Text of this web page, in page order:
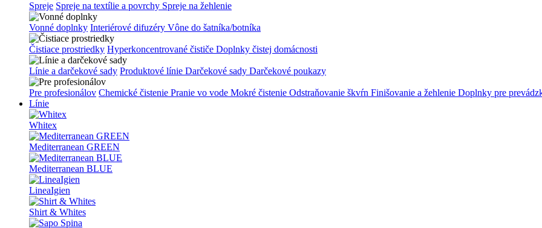
Spreje Spreje na textílie a povrchy Spreje na žehlenie
Vonné doplnky Interiérové difuzéry Vône do šatníka/botníka
Čistiace prostriedky Hyperkoncentrované čističe Doplnky čistej domácnosti
Línie a darčekové sady Produktové línie Darčekové sady Darčekové poukazy
Pre profesionálov Chemické čistenie Pranie vo vode Mokré čistenie Odstraňovanie škvŕn Finišovanie a žehlenie Doplnky pre
Línie
Whitex
Mediterranean GREEN
Mediterranean BLUE
LineaIgien
Shirt & Whites